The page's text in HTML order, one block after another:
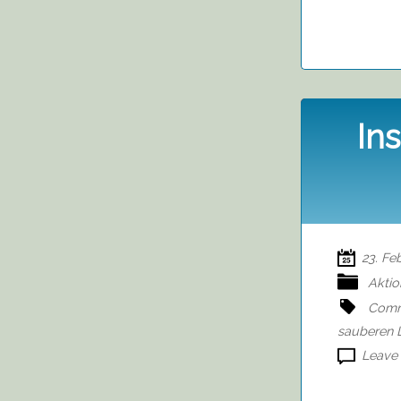
23.
sauberen